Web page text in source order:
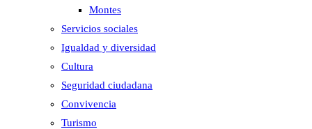
Montes
Servicios sociales
Igualdad y diversidad
Cultura
Seguridad ciudadana
Convivencia
Turismo